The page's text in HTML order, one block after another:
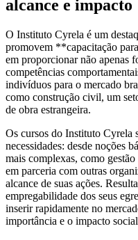
alcance e impacto
O Instituto Cyrela é um
promovem **capacitação
em proporcionar não apenas
competências
indivíduos para o mercado
como construção civil, um
de obra estrangeira.
Os cursos do Instituto Cyrela
necessidades: desde noções
mais complexas, como
em parceria com outras
alcance de suas ações.
empregabilidade dos seus
inserir rapidamente no
importância e o impacto